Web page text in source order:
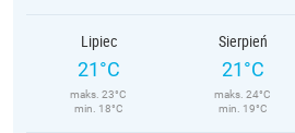
Lipiec
21°C
maks. 23°C
min. 18°C
Sierpień
21°C
maks. 24°C
min. 19°C